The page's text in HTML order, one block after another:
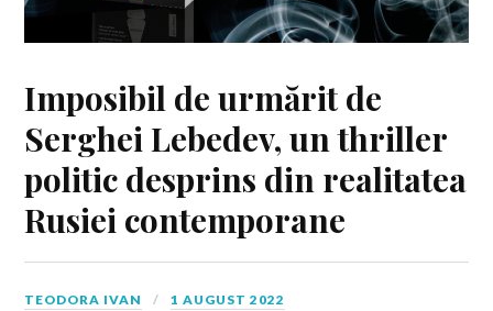
Imposibil de urmărit de
Serghei Lebedev, un thriller
politic desprins din realitatea
Rusiei contemporane
TEODORA IVAN 1 AUGUST 2022